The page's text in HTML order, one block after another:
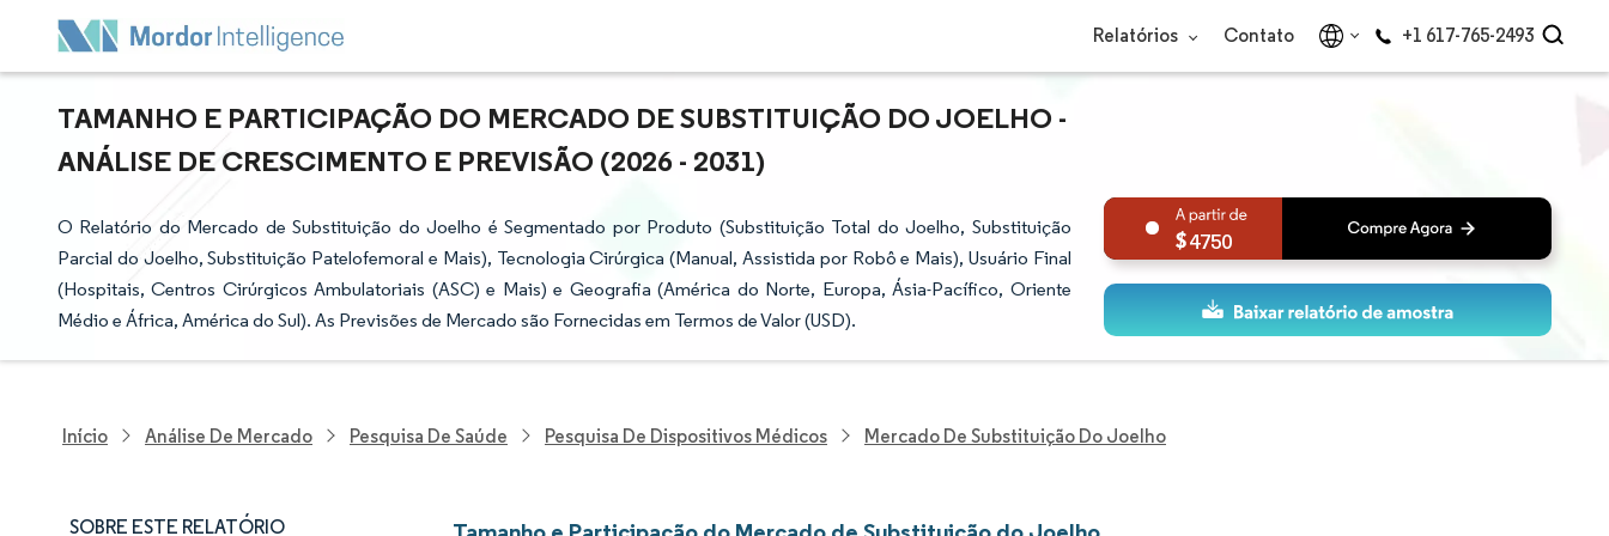
Relatórios Contato +1 617-765-2493
TAMANHO E PARTICIPAÇÃO DO MERCADO DE SUBSTITUIÇÃO DO JOELHO -
ANÁLISE DE CRESCIMENTO E PREVISÃO (2026 - 2031)
O Relatório do Mercado de Substituição do Joelho é Segmentado por Produto (Substituição Total do Joelho, Substituição
Parcial do Joelho, Substituição Patelofemoral e Mais), Tecnologia Cirúrgica (Manual, Assistida por Robô e Mais), Usuário Final
(Hospitais, Centros Cirúrgicos Ambulatoriais (ASC) e Mais) e Geografia (América do Norte, Europa, Ásia-Pacífico, Oriente
Médio e África, América do Sul). As Previsões de Mercado são Fornecidas em Termos de Valor (USD).
4750
Início Análise De Mercado Pesquisa De Saúde Pesquisa De Dispositivos Médicos Mercado De Substituição Do Joelho
SOBRE ESTE RELATÓRIO